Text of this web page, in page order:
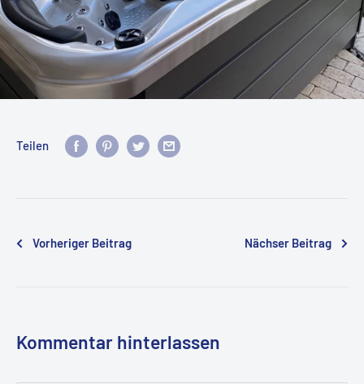
Teilen
Vorheriger Beitrag Nächser Beitrag
Kommentar hinterlassen